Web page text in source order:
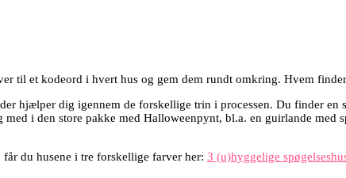
til et kodeord i hvert hus og gem dem rundt omkring. Hvem
hjælper dig igennem de forskellige trin i processen. Du finder en
i den store pakke med Halloweenpynt, bl.a. en guirlande
du husene i tre forskellige farver her: 3 (u)hyggelige